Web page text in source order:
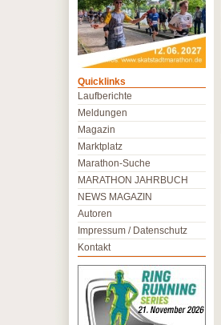
Quicklinks
Laufberichte
Meldungen
Magazin
Marktplatz
Marathon-Suche
MARATHON JAHRBUCH
NEWS MAGAZIN
Autoren
Impressum / Datenschutz
Kontakt